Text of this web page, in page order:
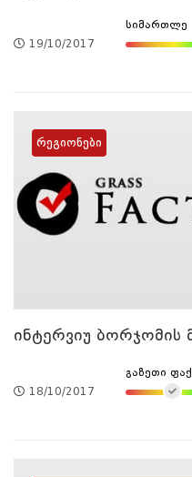
19/10/2017
სიმართლე
ინტერვიუ ბორჯომის
18/10/2017
გაზეთი
რეგიონები